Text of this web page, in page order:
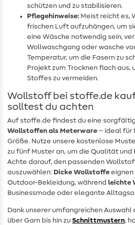
schützen und zu stabilisieren.
Pflegehinweise: Meist reicht es,
frischen Luft aufzuhängen, um
eine Wäsche notwendig sein,
Wollwaschgang oder wasche
Temperatur, um die Fasern zu
Projekt zum Trocknen flach aus,
Stoffes zu vermeiden.
Wollstoff bei stoffe.de
solltest du achten
Auf stoffe.de findest du eine
Wollstoffen als Meterware – ideal für
Größe. Nutze unsere kostenlose
zu fünf Muster an, um die Qualität und
Achte darauf, den passenden
auszuwählen: Dicke Wollstoffe eignen
Outdoor-Bekleidung, während leichte
Businessmode oder elegante
Dank unserer umfangreichen Auswahl
über Garn bis hin zu Schnittmustern,